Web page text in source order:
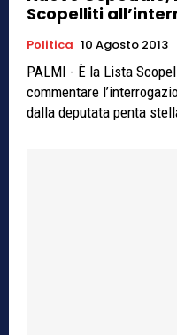
Scopelliti
Politica 10 Agosto 2013
PALMI - È la Lista
commentare
dalla deputata penta